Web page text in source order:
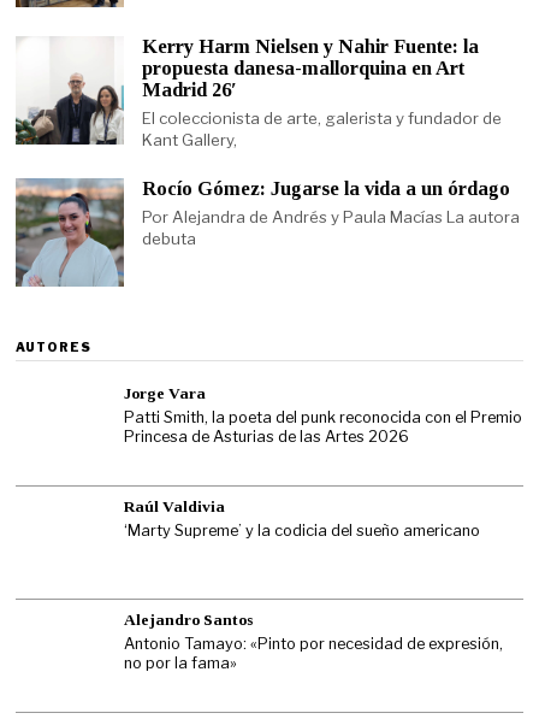
Kerry Harm Nielsen y Nahir Fuente: la
propuesta danesa-mallorquina en Art
Madrid 26′
El coleccionista de arte, galerista y fundador de
Kant Gallery,
Rocío Gómez: Jugarse la vida a un órdago
Por Alejandra de Andrés y Paula Macías La autora
debuta
AUTORES
Jorge Vara
Patti Smith, la poeta del punk reconocida con el Premio
Princesa de Asturias de las Artes 2026
Raúl Valdivia
‘Marty Supreme’ y la codicia del sueño americano
Alejandro Santos
Antonio Tamayo: «Pinto por necesidad de expresión,
no por la fama»